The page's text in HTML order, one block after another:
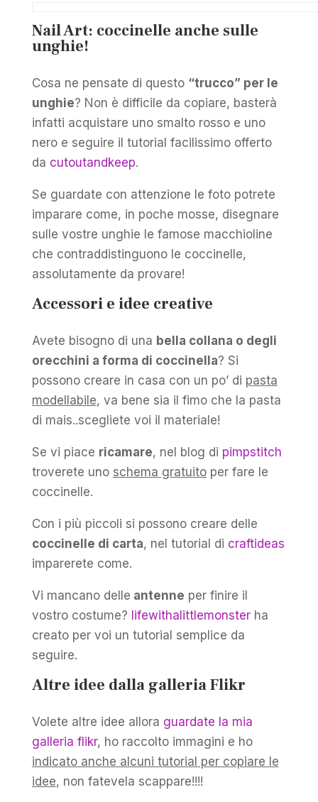
Nail Art: coccinelle anche sulle
unghie!
Cosa ne pensate di questo “trucco” per le
unghie? Non è difficile da copiare, basterà
infatti acquistare uno smalto rosso e uno
nero e seguire il tutorial facilissimo offerto
da cutoutandkeep.
Se guardate con attenzione le foto potrete
imparare come, in poche mosse, disegnare
sulle vostre unghie le famose macchioline
che contraddistinguono le coccinelle,
assolutamente da provare!
Accessori e idee creative
Avete bisogno di una bella collana o degli
orecchini a forma di coccinella? Si
possono creare in casa con un po’ di pasta
modellabile, va bene sia il fimo che la pasta
di mais..scegliete voi il materiale!
Se vi piace ricamare, nel blog di pimpstitch
troverete uno schema gratuitoper fare le
coccinelle.
Con i più piccoli si possono creare delle
coccinelle di carta, nel tutorial di craftideas
imparerete come.
Vi mancano delle antenne per finire il
vostro costume? lifewithalittlemonsterha
creato per voi un tutorial semplice da
seguire.
Altre idee dalla galleria Flikr
Volete altre idee allora guardate la mia
galleria flikr, ho raccolto immagini e ho
indicato anche alcuni tutorial per copiare le
idee, non fatevela scappare!!!!